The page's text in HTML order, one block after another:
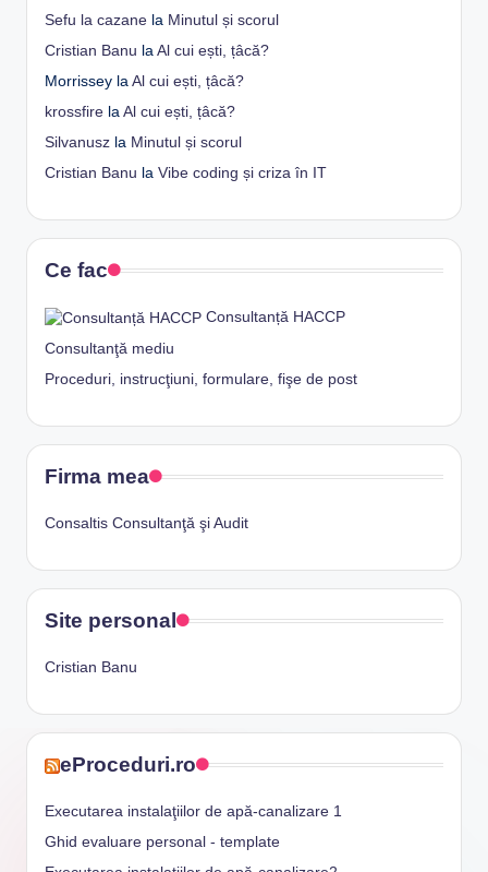
Sefu la cazane la Minutul și scorul
Cristian Banu la Al cui ești, țâcă?
Morrissey la Al cui ești, țâcă?
krossfire la Al cui ești, țâcă?
Silvanusz la Minutul și scorul
Cristian Banu la Vibe coding și criza în IT
Ce fac
Consultanță HACCP
Consultanţă mediu
Proceduri, instrucţiuni, formulare, fişe de post
Firma mea
Consaltis Consultanţă şi Audit
Site personal
Cristian Banu
eProceduri.ro
Executarea instalaţiilor de apă-canalizare 1
Ghid evaluare personal - template